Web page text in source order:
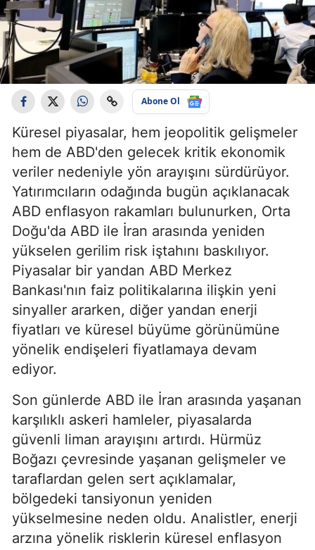
Abone Ol
Küresel piyasalar, hem jeopolitik gelişmeler
hem de ABD'den gelecek kritik ekonomik
veriler nedeniyle yön arayışını sürdürüyor.
Yatırımcıların odağında bugün açıklanacak
ABD enflasyon rakamları bulunurken, Orta
Doğu'da ABD ile İran arasında yeniden
yükselen gerilim risk iştahını baskılıyor.
Piyasalar bir yandan ABD Merkez
Bankası'nın faiz politikalarına ilişkin yeni
sinyaller ararken, diğer yandan enerji
fiyatları ve küresel büyüme görünümüne
yönelik endişeleri fiyatlamaya devam
ediyor.
Son günlerde ABD ile İran arasında yaşanan
karşılıklı askeri hamleler, piyasalarda
güvenli liman arayışını artırdı. Hürmüz
Boğazı çevresinde yaşanan gelişmeler ve
taraflardan gelen sert açıklamalar,
bölgedeki tansiyonun yeniden
yükselmesine neden oldu. Analistler, enerji
arzına yönelik risklerin küresel enflasyon